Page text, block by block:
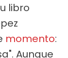
libro
momento:
Aunque